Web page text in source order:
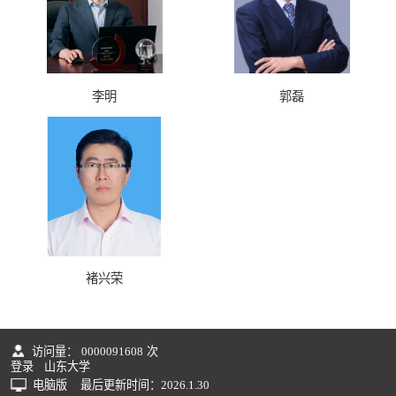
李明 郭磊
褚兴荣
访问量： 0000091608 次
登录
山东大学
电脑版
最后更新时间： 2026 1 30